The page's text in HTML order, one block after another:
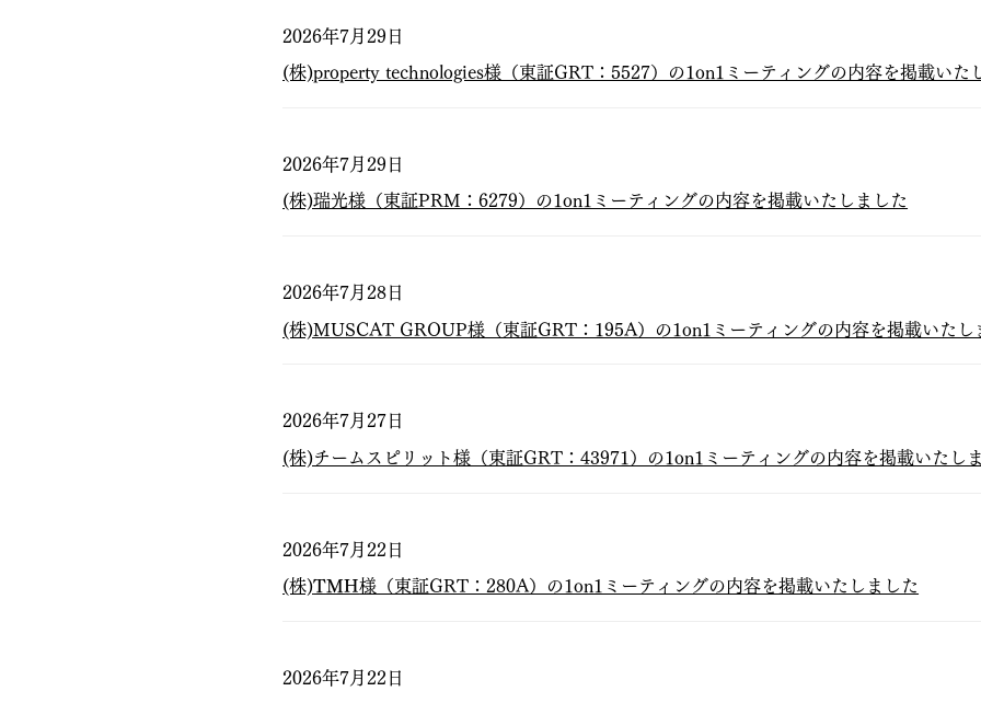
2026年7月29日
(株)property technologies様（東証GRT：5527）の1on1ミーティングの内容を掲載いた
2026年7月29日
(株)瑞光様（東証PRM：6279）の1on1ミーティングの内容を掲載いたしました
2026年7月28日
(株)MUSCAT GROUP様（東証GRT：195A）の1on1ミーティングの内容を掲載いたし
2026年7月27日
(株)チームスピリット様（東証GRT：43971）の1on1ミーティングの内容を掲載いたし
2026年7月22日
(株)TMH様（東証GRT：280A）の1on1ミーティングの内容を掲載いたしました
2026年7月22日